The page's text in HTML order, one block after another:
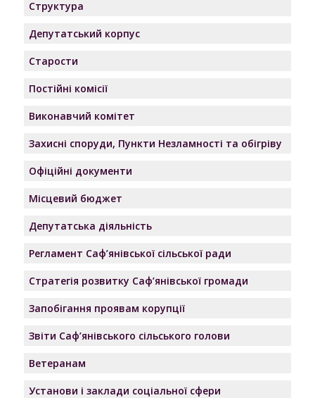
Структура
Депутатський корпус
Старости
Постійні комісії
Виконавчий комітет
Захисні споруди, Пункти Незламності та обігріву
Офіційні документи
Місцевий бюджет
Депутатська діяльність
Регламент Саф’янівської сільської ради
Стратегія розвитку Саф’янівської громади
Запобігання проявам корупції
Звіти Саф’янівського сільського голови
Ветеранам
Установи і заклади соціальної сфери